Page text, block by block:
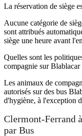
La réservation de siège
Aucune catégorie de
sont attribués
siège une heure avant
Quelles sont les
compagnie sur Blablacar
Les animaux de
autorisés sur des bus
d'hygiène, à l'exception
Clermont-Ferrand
par Bus